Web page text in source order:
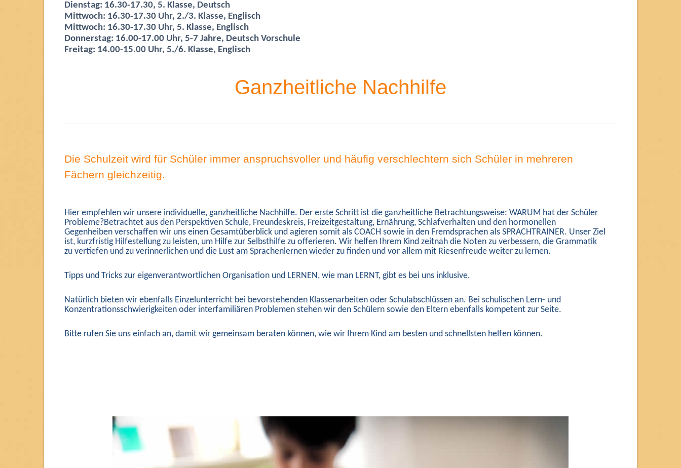
Dienstag: 16.30-17.30, 5. Klasse, Deutsch
Mittwoch: 16.30-17.30 Uhr, 2./3. Klasse, Englisch
Mittwoch: 16.30-17.30 Uhr, 5. Klasse, Englisch
Donnerstag: 16.00-17.00 Uhr, 5-7 Jahre, Deutsch Vorschule
Freitag: 14.00-15.00 Uhr, 5./6. Klasse, Englisch
Ganzheitliche Nachhilfe
Die Schulzeit wird für Schüler immer anspruchsvoller und häufig verschlechtern sich Schüler in mehreren
Fächern gleichzeitig.
Hier empfehlen wir unsere individuelle, ganzheitliche Nachhilfe. Der erste Schritt ist die ganzheitliche Betrachtungsweise: WARUM hat der Schüler
Probleme?Betrachtet aus den Perspektiven Schule, Freundeskreis, Freizeitgestaltung, Ernährung, Schlafverhalten und den hormonellen
Gegenheiben verschaffen wir uns einen Gesamtüberblick und agieren somit als COACH sowie in den Fremdsprachen als SPRACHTRAINER. Unser Ziel
ist, kurzfristig Hilfestellung zu leisten, um Hilfe zur Selbsthilfe zu offerieren. Wir helfen Ihrem Kind zeitnah die Noten zu verbessern, die Grammatik
zu vertiefen und zu verinnerlichen und die Lust am Sprachenlernen wieder zu finden und vor allem mit Riesenfreude weiter zu lernen.
Tipps und Tricks zur eigenverantwortlichen Organisation und LERNEN, wie man LERNT, gibt es bei uns inklusive.
Natürlich bieten wir ebenfalls Einzelunterricht bei bevorstehenden Klassenarbeiten oder Schulabschlüssen an. Bei schulischen Lern- und
Konzentrationsschwierigkeiten oder interfamiliären Problemen stehen wir den Schülern sowie den Eltern ebenfalls kompetent zur Seite.
Bitte rufen Sie uns einfach an, damit wir gemeinsam beraten können, wie wir Ihrem Kind am besten und schnellsten helfen können.